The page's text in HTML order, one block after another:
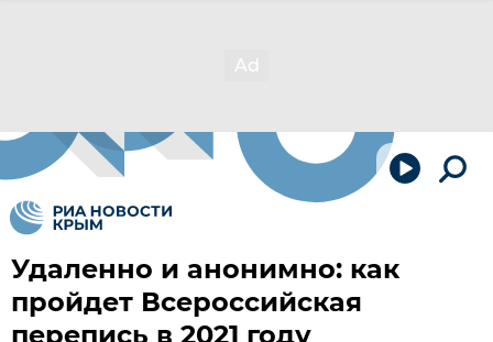
Удаленно и анонимно: как
пройдет Всероссийская
перепись в 2021 году